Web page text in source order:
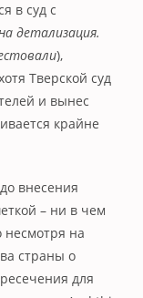
в суд с
детализация.
),
Тверской суд
и вынес
крайне
внесения
– ни в чем
на
страны о
для